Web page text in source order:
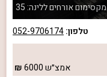
מקסימום אורחים ללינה: 35
טלפון:052-9706174
אמצ״ש6000